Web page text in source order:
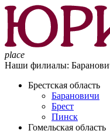
place
Наши филиалы:
Брестская область
Барановичи
Брест
Пинск
Гомельская область